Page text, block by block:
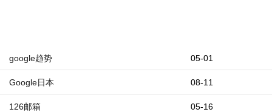
05-01
google趋势
08-11
Google日本
05-16
126邮箱